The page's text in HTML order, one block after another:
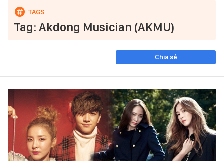
Tag: Akdong Musician (AKMU)
Chia sẻ